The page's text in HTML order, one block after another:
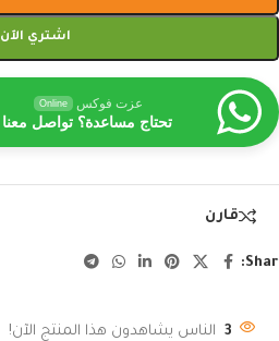
اشتري الآن
عزت فوكس Online
تحتاج مساعدة؟ تواصل معنا
قارن
3 الناس يشاهدون هذا المنتج الآن!